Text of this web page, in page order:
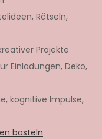
Rätseln,
Projekte
Einladungen, Deko,
kognitive Impulse,
basteln